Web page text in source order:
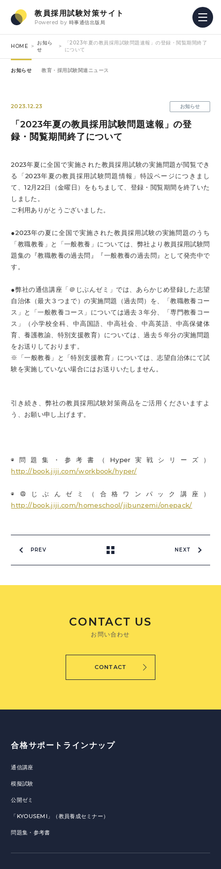
教員採用試験対策サイト
Powered by 時事通信出版局
HOME
お知ら
せ
「2023年夏の教員採用試験問題速報」の登録・閲覧期間終了
について
お知らせ 教育・採用試験関連ニュース
2023.12.23 お知らせ
「2023年夏の教員採用試験問題速報」の登
録・閲覧期間終了について
2023年夏に全国で実施された教員採用試験の実施問題が閲覧でき
る「2023年夏の教員採用試験問題情報」特設ページにつきまし
て、12月22日（金曜日）をもちまして、登録・閲覧期間を終了いた
しました。
ご利用ありがとうございました。
●2023年の夏に全国で実施された教員採用試験の実施問題のうち
「教職教養」と「一般教養」については、弊社より教員採用試験問
題集の『教職教養の過去問』『一般教養の過去問』として発売中で
す。
●弊社の通信講座「＠じぶんゼミ」では、あらかじめ登録した志望
自治体（最大３つまで）の実施問題（過去問）を、「教職教養コー
ス」と「一般教養コース」については過去３年分、「専門教養コー
ス」（小学校全科、中高国語、中高社会、中高英語、中高保健体
育、養護教諭、特別支援教育）については、過去５年分の実施問題
をお送りしております。
※「一般教養」と「特別支援教育」については、志望自治体にて試
験を実施していない場合にはお送りいたしません。
引き続き、弊社の教員採用試験対策商品をご活用くださいますよ
う、お願い申し上げます。
◉問題集・参考書（Hyper実戦シリーズ）
http://book.jiji.com/workbook/hyper/
◉＠じぶんゼミ（合格ワンパック講座）
http://book.jiji.com/homeschool/jibunzemi/onepack/
PREV NEXT
CONTACT US
お問い合わせ
CONTACT
合格サポートラインナップ
通信講座
模擬試験
公開ゼミ
「KYOUSEMI」（教員養成セミナー）
問題集・参考書